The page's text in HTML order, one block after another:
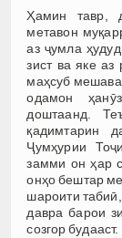
Ҳамин тавр,
метавон
аз ҷумла
зист ва яке
маҳсуб
одамон
доштаанд.
қадимтарин
Ҷумҳурии
замми он ҳар
онҳо бештар
шароити
давра барои
созгор будааст.